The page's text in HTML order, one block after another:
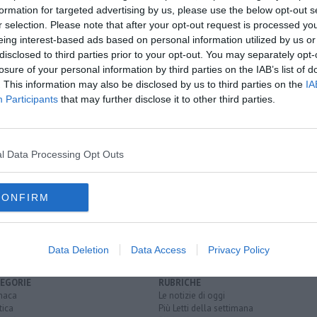
for targeted advertising by us, please use the below opt-out
selection. Please note that after your opt-out request is processed
interest-based ads based on personal information utilized by us
to third parties prior to your opt-out. You may separately
of your personal information by third parties on the IAB’s list of
This information may also be disclosed by us to third parties on the
Participants that may further disclose it to other third parties.
Data Processing Opt Outs
Data Deletion Data Access Privacy Policy
iscriviti alla Newsletter QUInews - ToscanaMedia.
nella tua casella di posta.
in centro
centro
che ai domiciliari
ospedale san donato
RUBRICHE
Le notizie di oggi
Più Letti della settimana